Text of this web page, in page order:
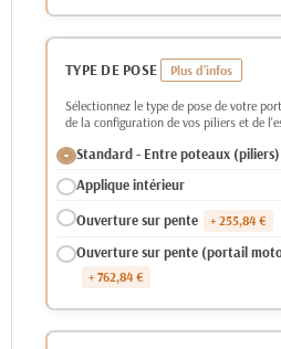
TYPE DE POSE
Sélectionnez le type de pose de votre
de la configuration de vos piliers et de
Standard - Entre poteaux (piliers)
Applique intérieur
Ouverture sur pente
+ 255,84 €
Ouverture sur pente (portail
+ 762,84 €